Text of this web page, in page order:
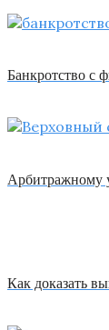
Банкротство с
Арбитражному
Как доказать